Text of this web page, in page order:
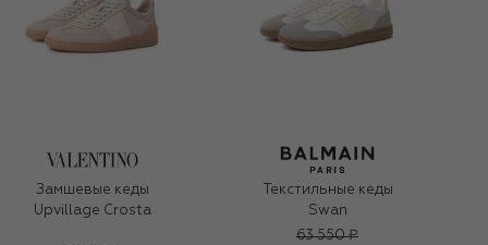
Замшевые кеды
Upvillage Crosta
Текстильные кеды
Swan
63 550 ₽